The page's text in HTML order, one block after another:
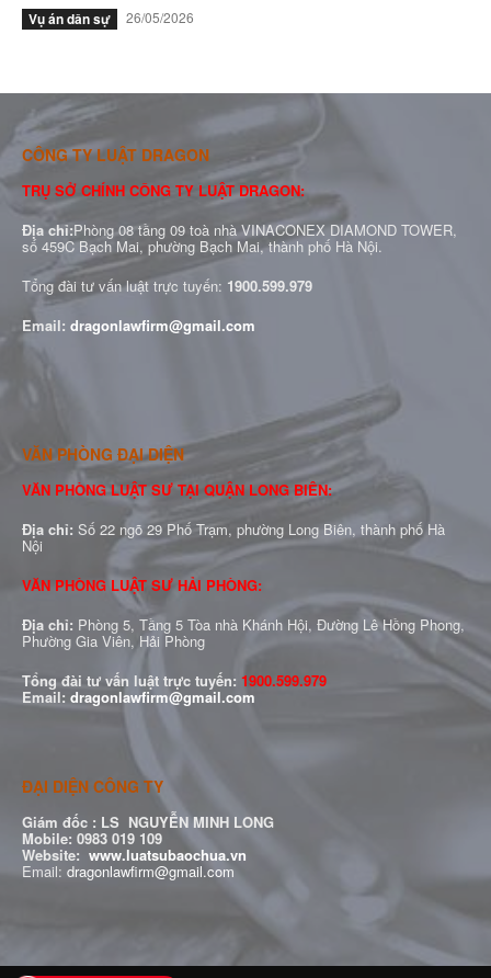
Vụ án dân sự 26/05/2026
CÔNG TY LUẬT DRAGON
TRỤ SỞ CHÍNH CÔNG TY LUẬT DRAGON:
Địa chỉ:Phòng 08 tầng 09 toà nhà VINACONEX DIAMOND TOWER,
số 459C Bạch Mai, phường Bạch Mai, thành phố Hà Nội.
Tổng đài tư vấn luật trực tuyến: 1900.599.979
Email: dragonlawfirm@gmail.com
VĂN PHÒNG ĐẠI DIỆN
VĂN PHÒNG LUẬT SƯ TẠI QUẬN LONG BIÊN:
Địa chỉ: Số 22 ngõ 29 Phố Trạm, phường Long Biên, thành phố Hà
Nội
VĂN PHÒNG LUẬT SƯ HẢI PHÒNG:
Địa chỉ: Phòng 5, Tầng 5 Tòa nhà Khánh Hội, Đường Lê Hồng Phong,
Phường Gia Viên, Hải Phòng
Tổng đài tư vấn luật trực tuyến: 1900.599.979
Email: dragonlawfirm@gmail.com
ĐẠI DIỆN CÔNG TY
Giám đốc : LS NGUYỄN MINH LONG
Mobile: 0983 019 109
Website: www.luatsubaochua.vn
Email: dragonlawfirm@gmail.com